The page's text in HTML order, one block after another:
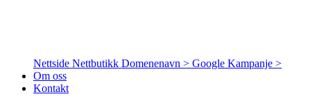
Nettside Nettbutikk Domenenavn > Google Kampanje >
Om oss
Kontakt